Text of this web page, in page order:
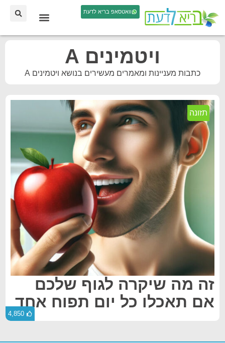
וואטסאפ בריא לדעת
ויטמינים A
כתבות מעניינות ומאמרים מעשירים בנושא ויטמינים A
תזונה
זה מה שיקרה לגוף שלכם
אם תאכלו כל יום תפוח אחד
4,850